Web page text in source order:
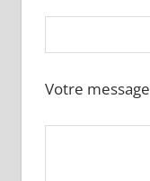
Votre message